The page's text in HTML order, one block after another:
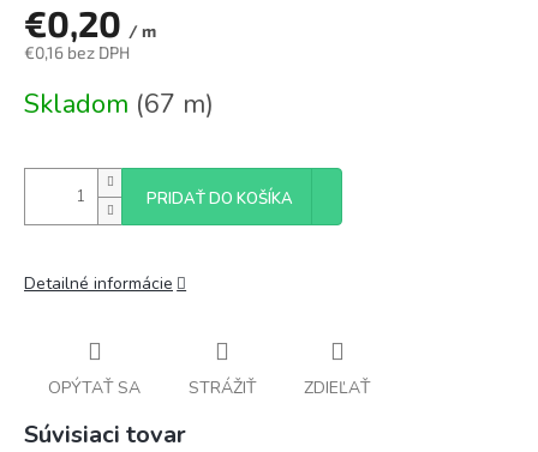
€0,20 / m
€0,16 bez DPH
cena:
Skladom (67 m)
PRIDAŤ DO KOŠÍKA
Detailné informácie
OPÝTAŤ SA STRÁŽIŤ ZDIEĽAŤ
Súvisiaci tovar